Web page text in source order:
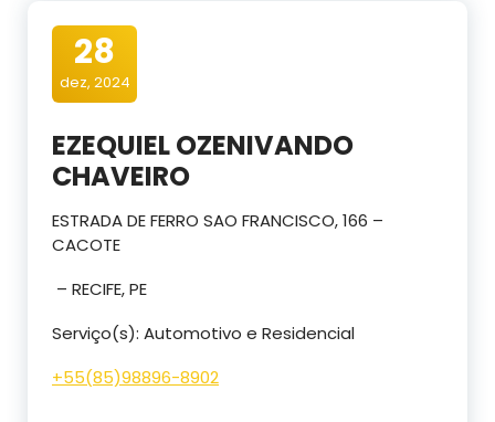
28
dez, 2024
EZEQUIEL OZENIVANDO
CHAVEIRO
ESTRADA DE FERRO SAO FRANCISCO, 166 –
CACOTE
– RECIFE, PE
Serviço(s): Automotivo e Residencial
+55(85)98896-8902